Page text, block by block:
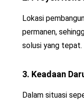
Lokasi
permanen,
solusi yang tepat.
3. Keadaan
Dalam situasi